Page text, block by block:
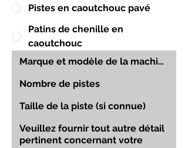
Pistes en caoutchouc pavé
Patins de chenille en
caoutchouc